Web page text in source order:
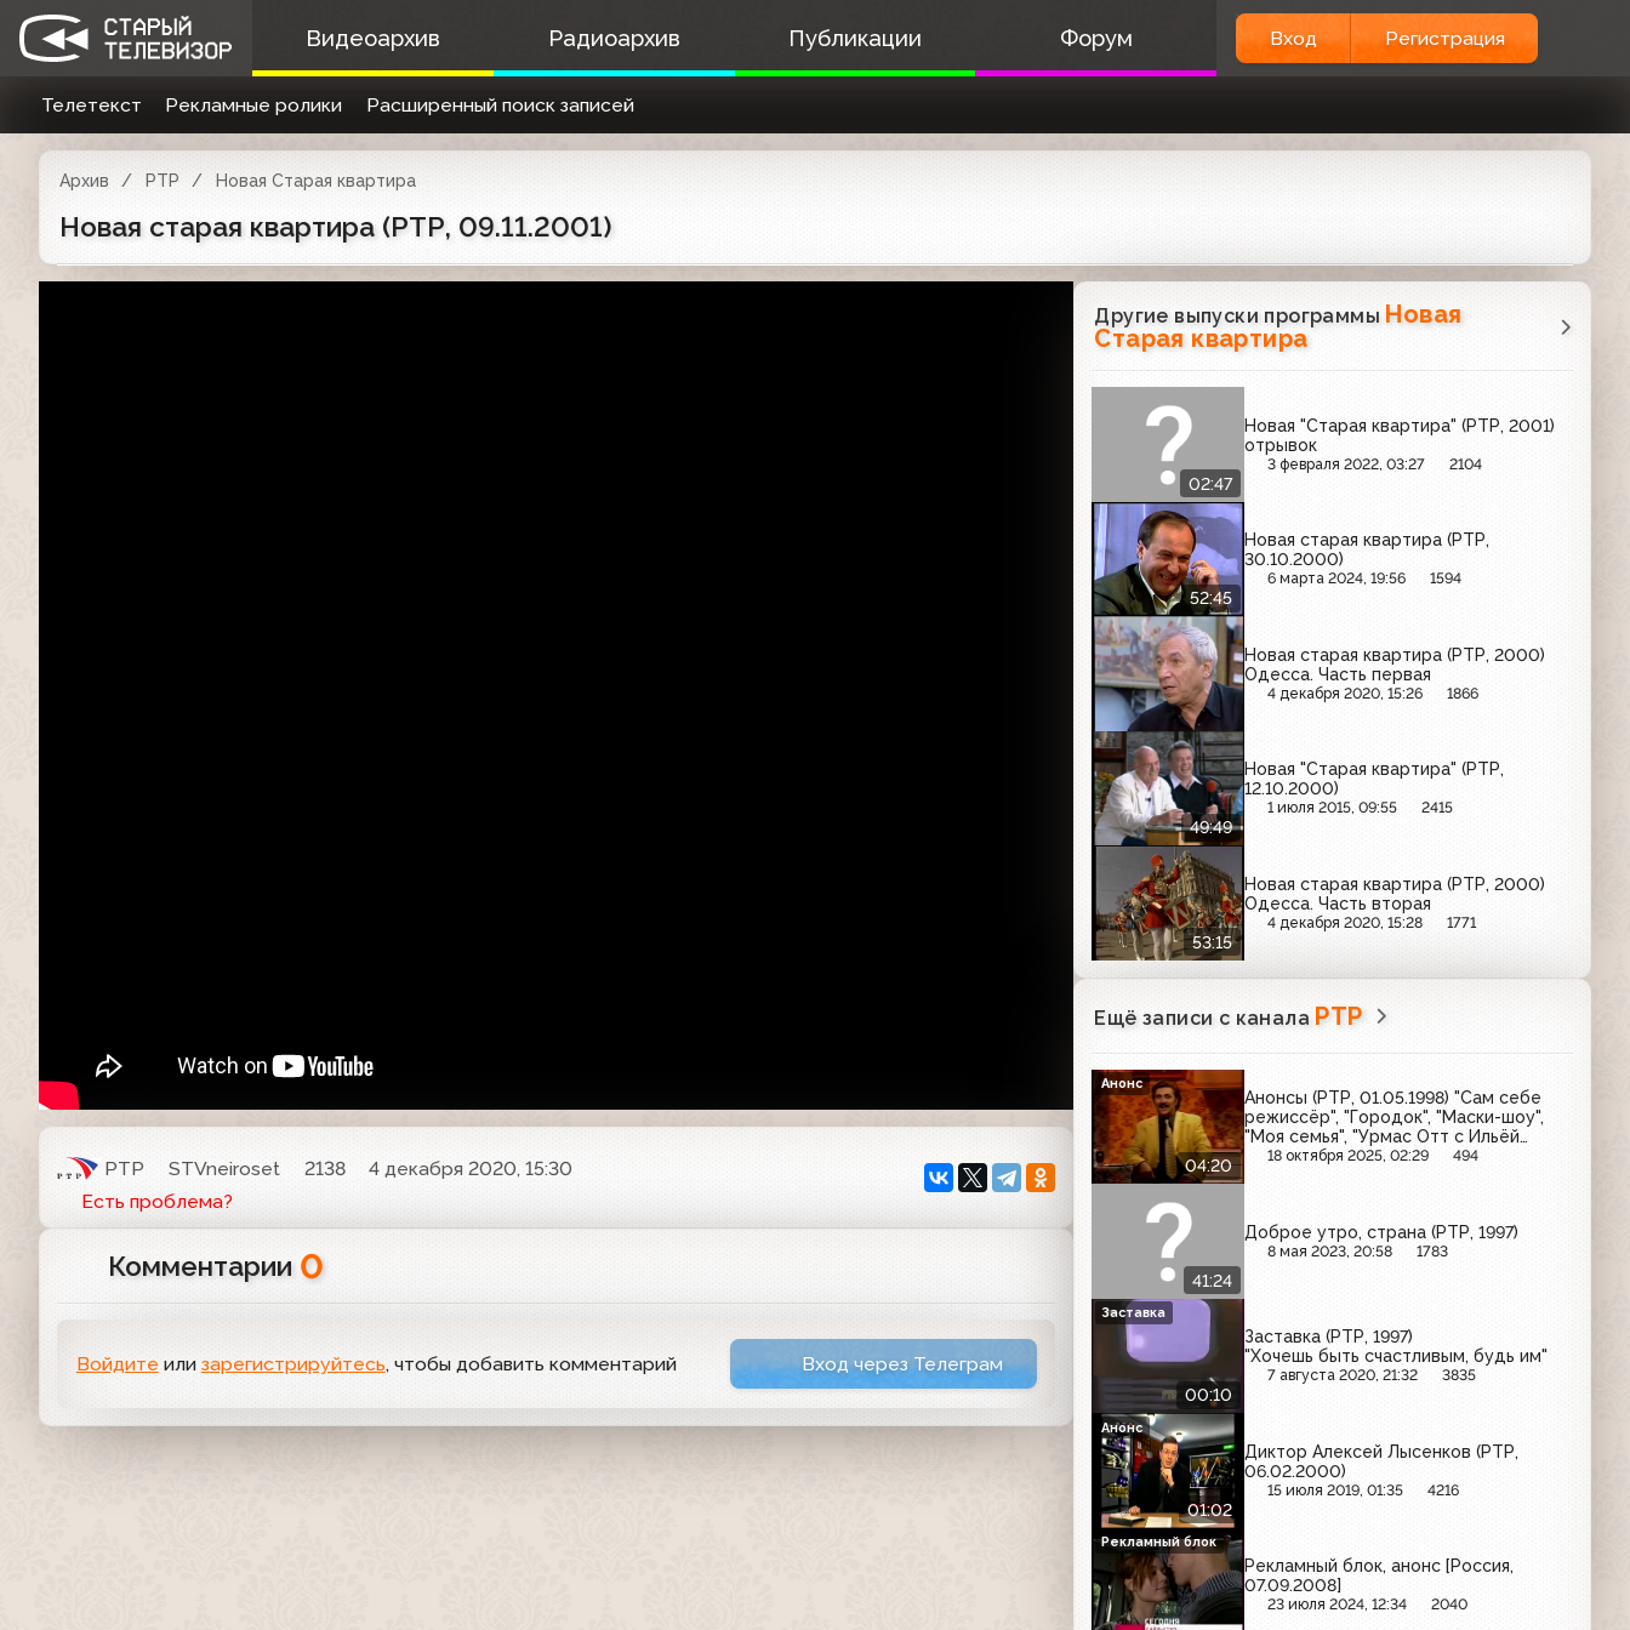
Видеоархив Радиоархив Публикации Форум Вход Регистрация
Телетекст Рекламные ролики Расширенный поиск записей
Архив РТР Новая Старая квартира
Новая старая квартира (РТР, 09.11.2001)
РТР STVneiroset 2138
4 декабря 2020, 15:30
Есть проблема?
Комментарии 0
Войдите или зарегистрируйтесь, чтобы добавить комментарий Вход через Телеграм
Другие выпуски программы Новая
Старая квартира
02:47
Новая "Старая квартира" (РТР, 2001)
отрывок
3 февраля 2022, 03:27 2104
52:45
Новая старая квартира (РТР,
30.10.2000)
6 марта 2024, 19:56 1594
Новая старая квартира (РТР, 2000)
Одесса. Часть первая
4 декабря 2020, 15:26 1866
49:49
Новая "Старая квартира" (РТР,
12.10.2000)
1 июля 2015, 09:55 2415
53:15
Новая старая квартира (РТР, 2000)
Одесса. Часть вторая
4 декабря 2020, 15:28 1771
Ещё записи с канала РТР
04:20
Анонсы (РТР, 01.05.1998) "Сам себе
режиссёр", "Городок", "Маски-шоу",
"Моя семья", "Урмас Отт с Ильёй
Глазуновым", "Юбилей в кругу
18 октября 2025, 02:29 494
Анонс
41:24
Доброе утро, страна (РТР, 1997)
8 мая 2023, 20:58 1783
00:10
Заставка (РТР, 1997)
"Хочешь быть счастливым, будь им"
7 августа 2020, 21:32 3835
Заставка
01:02
Диктор Алексей Лысенков (РТР,
06.02.2000)
15 июля 2019, 01:35 4216
Анонс
Рекламный блок, анонс [Россия,
07.09.2008]
23 июля 2024, 12:34 2040
Рекламный блок